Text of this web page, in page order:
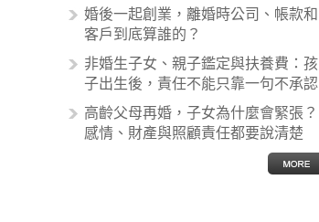
麼處理呢？醫療糾紛相關的內容其實
非常多，有些案例…
婚後一起創業，離婚時公司、帳款和
客戶到底算誰的？
非婚生子女、親子鑑定與扶養費：孩
子出生後，責任不能只靠一句不承認
高齡父母再婚，子女為什麼會緊張？
感情、財產與照顧責任都要說清楚